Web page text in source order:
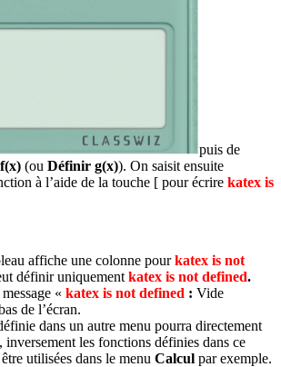
puis de
(ou Définir g(x)). On saisit ensuite
à l’aide de la touche [ pour écrire katex is
affiche une colonne pourkatex is not
définir uniquement katex is not defined.
« katex is not defined : Vide
de l’écran.
dans un autre menu pourra directement
inversement les fonctions définies dans ce
utilisées dans le menu Calcul par exemple.